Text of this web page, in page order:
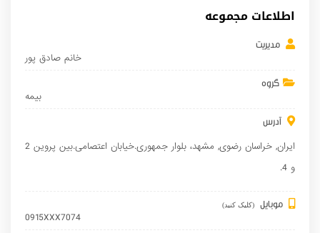
اطلاعات مجموعه
مدیریت
خانم صادق پور
گروه
بیمه
آدرس
ایران, خراسان رضوی, مشهد
، بلوار جمهوری.خیابان اعتصامی.بین پروین 2
و 4.
موبایل (کلیک کنید)
0915XXX7074